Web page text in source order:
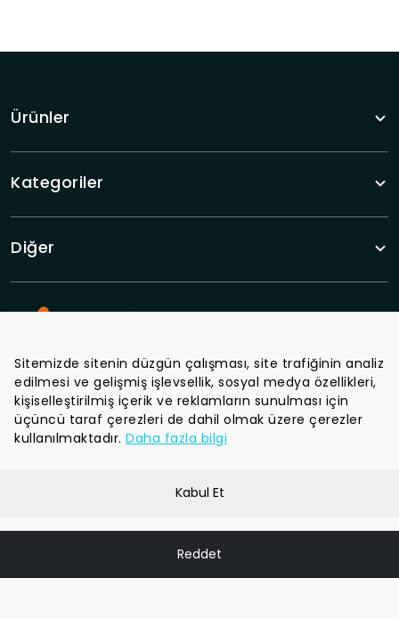
Sitemizde sitenin düzgün çalışması, site trafiğinin analiz
edilmesi ve gelişmiş işlevsellik, sosyal medya özellikleri,
kişiselleştirilmiş içerik ve reklamların sunulması için
üçüncü taraf çerezleri de dahil olmak üzere çerezler
kullanılmaktadır. Daha fazla bilgi
Kabul Et
Reddet
Ürünler
Kategoriler
Diğer
Tüm haberlerden haberdar olun.
Sinka Oyuncak © 2024 Tüm hakları saklıdır.